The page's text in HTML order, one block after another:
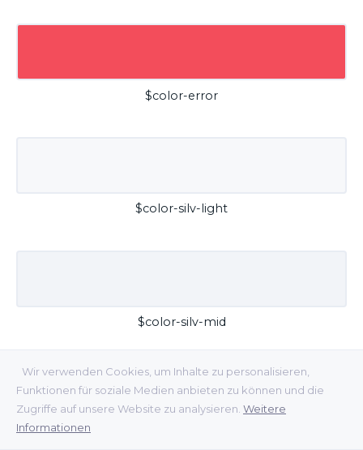
Wir verwenden Cookies, um Inhalte zu personalisieren,
Funktionen für soziale Medien anbieten zu können und die
Zugriffe auf unsere Website zu analysieren. Weitere
Informationen
$color-error
$color-silv-light
$color-silv-mid